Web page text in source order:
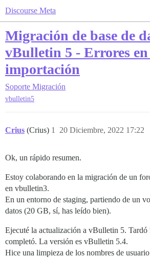
Discourse Meta
Migración de base de
vBulletin 5 - Errores
importación
Soporte Migración
vbulletin5
Crius (Crius) 20 Diciembre, 2022 17:22
1
Ok, un rápido resumen.
Estoy colaborando en la migración de un
en vbulletin3.
En un entorno de staging, partiendo de un
datos (20 GB, sí, has leído bien).
Ejecuté la actualización a vBulletin 5. Tardó
completó. La versión es vBulletin 5.4.
Hice una limpieza de los nombres de